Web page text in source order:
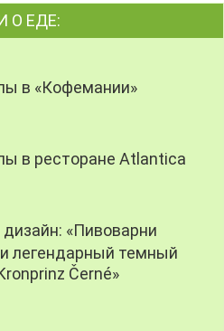
О ЕДЕ:
в «Кофемании»
в ресторане Atlantica
«Пивоварни
легендарный темный
Černé»